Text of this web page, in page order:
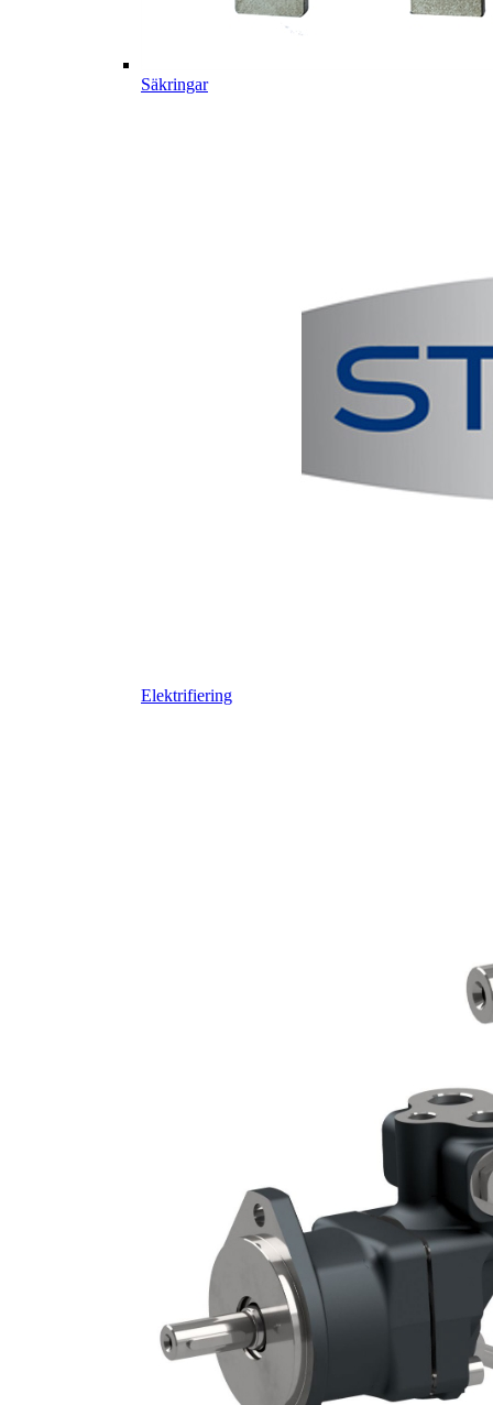
Säkringar
Elektrifiering